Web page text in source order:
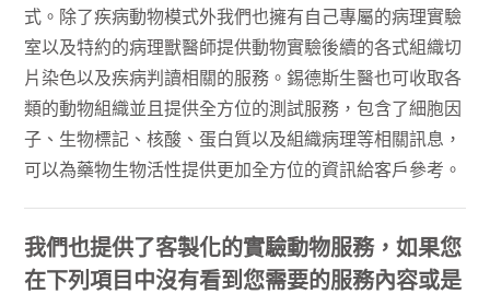
式。除了疾病動物模式外我們也擁有自己專屬的病理實驗
室以及特約的病理獸醫師提供動物實驗後續的各式組織切
片染色以及疾病判讀相關的服務。錫德斯生醫也可收取各
類的動物組織並且提供全方位的測試服務，包含了細胞因
子、生物標記、核酸、蛋白質以及組織病理等相關訊息，
可以為藥物生物活性提供更加全方位的資訊給客戶參考。
我們也提供了客製化的實驗動物服務，如果您
在下列項目中沒有看到您需要的服務內容或是